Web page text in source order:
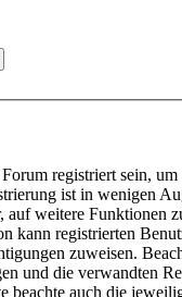
registriert sein,
ist in wenigen
auf weitere Funktionen
kann registrierten
zuweisen.
und die verwandten
beachte auch die